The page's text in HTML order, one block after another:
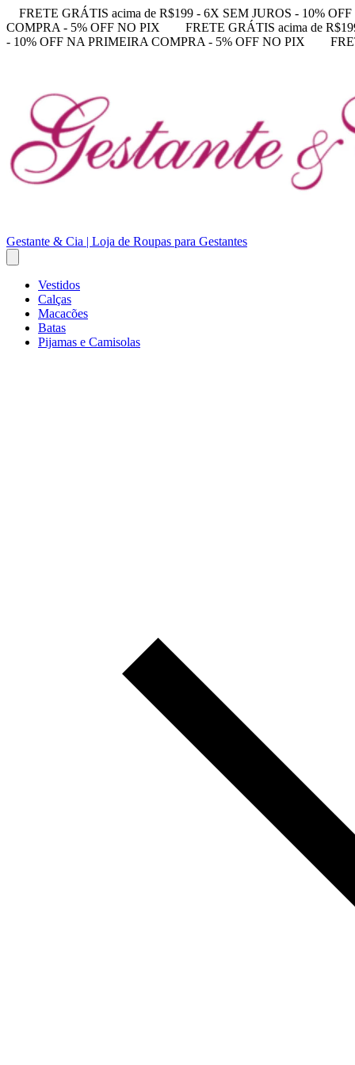
FRETE GRÁTIS acima de R$199 - 6X SEM JUROS - 10%
COMPRA - 5% OFF NO PIX
FRETE GRÁTIS acima de
- 10% OFF NA PRIMEIRA COMPRA - 5% OFF NO PIX
Gestante & Cia | Loja de Roupas para Gestantes
Vestidos
Calças
Macacões
Batas
Pijamas e Camisolas